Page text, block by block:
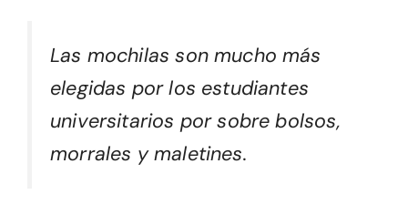
Las mochilas son mucho más
elegidas por los estudiantes
universitarios por sobre bolsos,
morrales y maletines.